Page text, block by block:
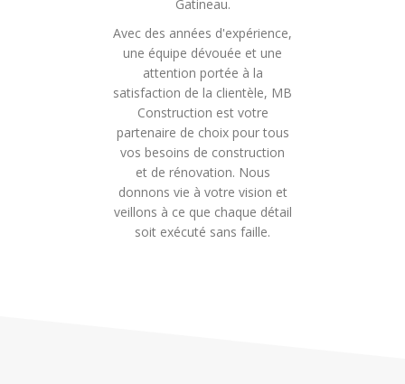
Gatineau.
Avec des années d'expérience,
une équipe dévouée et une
attention portée à la
satisfaction de la clientèle, MB
Construction est votre
partenaire de choix pour tous
vos besoins de construction
et de rénovation. Nous
donnons vie à votre vision et
veillons à ce que chaque détail
soit exécuté sans faille.